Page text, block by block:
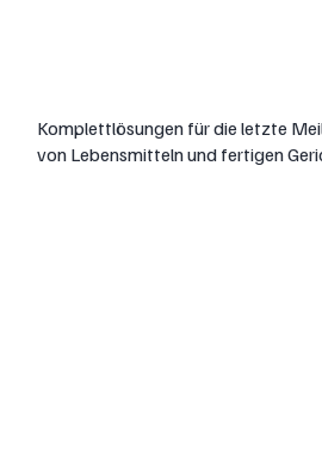
Komplettlösungen für die letzte
von Lebensmitteln und fertigen